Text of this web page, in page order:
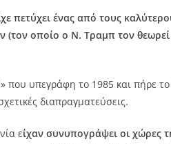
πετύχει ένας από τους
οποίο ο Ν. Τραμπ τον
που υπεγράφη το 1985 και πήρε
διαπραγματεύσεις.
είχαν συνυπογράψει οι χώρες